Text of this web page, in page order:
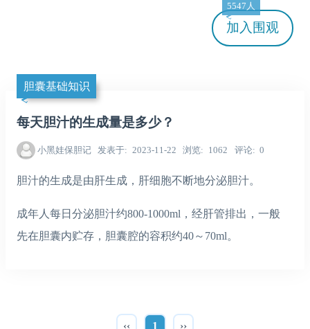
加入
5547人
围观
胆囊基础知识
每天胆汁的生成量是多少？
小黑娃保胆记 发表于 2023-11-22 浏览 1062 评论 0
胆汁的生成是由肝生成，肝细胞不断地分泌胆汁。
成年人每日分泌胆汁约800-1000ml，经肝管排出，一般
先在胆囊内贮存，胆囊腔的容积约40～70ml。
‹‹ 1 ››